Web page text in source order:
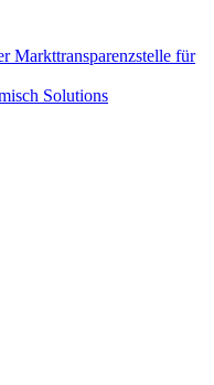
Markttransparenzstelle für
Solutions